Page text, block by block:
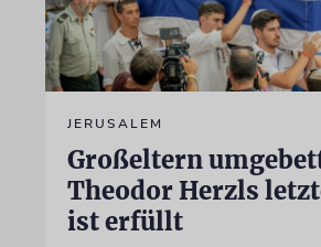
JERUSALEM
Großeltern
Theodor Herzls
ist erfüllt